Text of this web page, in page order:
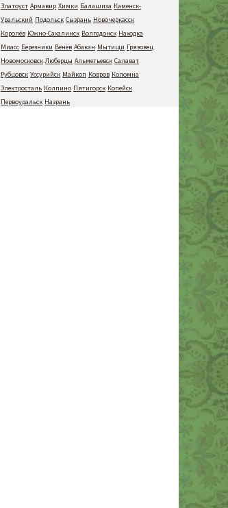
Златоуст Армавир Химки Балашиха Каменск-
Уральский Подольск Сызрань Новочеркасск
Королёв Южно-Сахалинск Волгодонск Находка
Миасс Березники Венёв Абакан Мытищи Грязовец
Новомосковск Люберцы Альметьевск Салават
Рубцовск Уссурийск Майкоп Ковров Коломна
Электросталь Колпино Пятигорск Копейск
Первоуральск Назрань